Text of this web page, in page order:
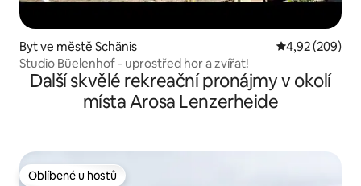
Byt ve městě Schänis Průměrné
4,92 (209)
Studio Büelenhof - uprostřed hor a zvířat!
Další skvělé rekreační pronájmy v okolí
místa Arosa Lenzerheide
Oblíbené u hostů
Oblíbené u hostů